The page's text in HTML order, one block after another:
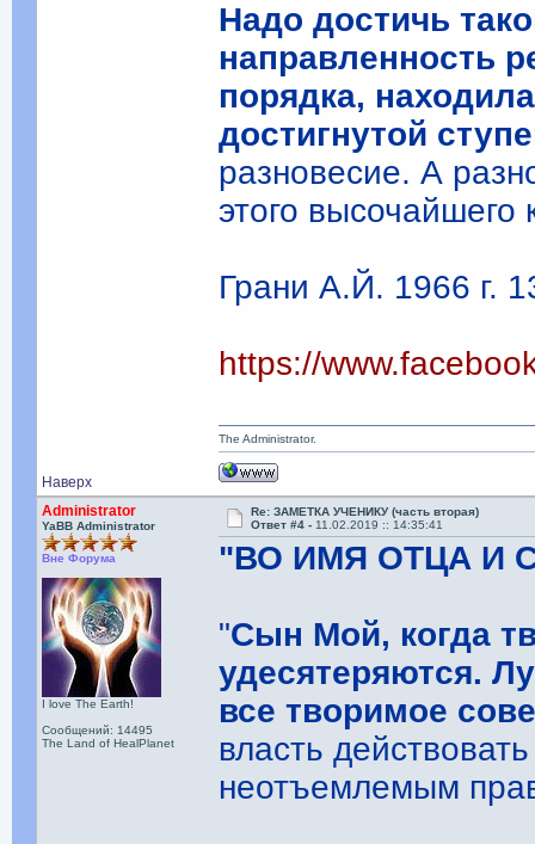
Надо достичь
направленность
порядка,
достигнутой
разновесие. А
этого высочайшего
Грани А.Й. 1966 г.
https://
Наверх
The Administrator.
Administrator
YaBB Administrator
Вне Форума
I love The Earth!
Сообщений: 14495
The Land of HealPlanet
Re: ЗАМЕТКА УЧЕНИКУ (часть вторая)
Ответ #4 - 11.02.2019 :: 14:35:41
"ВО ИМЯ ОТЦА И
"Сын Мой, когда
удесятеряются.
все творимое
власть
неотъемлемым